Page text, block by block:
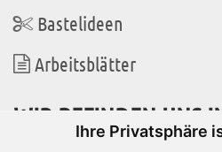
Ihre Privatsphäre
Bastelideen
Arbeitsblätter
WIR BEFINDEN UNS